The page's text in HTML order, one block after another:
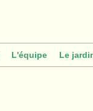
L'équipe Le